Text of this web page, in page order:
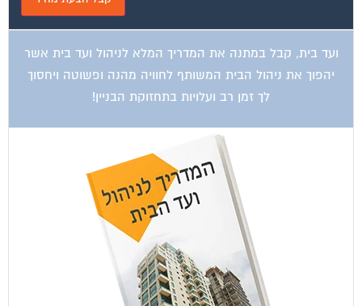
ועד בית, קבל במתנה את המדריך המלא לניהול ועד בית אשר
יהפוך את ניהול הבית המשותף לחוויה מהנה ופשוטה ויחסוך
לך זמן רב ועלויות בתחזוקת הבניין!